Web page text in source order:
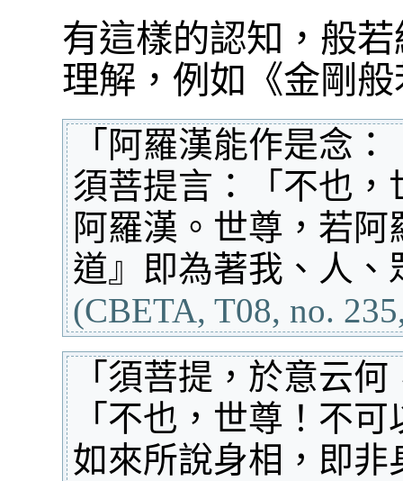
有這樣的認知，般
理解，例如《金剛
「阿羅漢能作是念
須菩提言：「不也
阿羅漢。世尊，若
道』即為著我、人、
(CBETA, T08, no.
「須菩提，於意云
「不也，世尊！不
如來所說身相，即非